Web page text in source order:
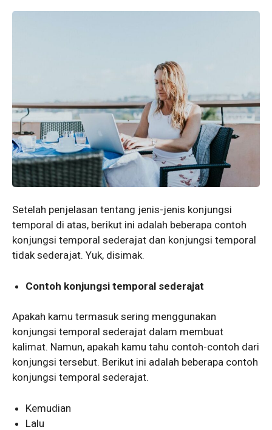
Setelah penjelasan tentang jenis-jenis konjungsi
temporal di atas, berikut ini adalah beberapa contoh
konjungsi temporal sederajat dan konjungsi temporal
tidak sederajat. Yuk, disimak.
Contoh konjungsi temporal sederajat
Apakah kamu termasuk sering menggunakan
konjungsi temporal sederajat dalam membuat
kalimat. Namun, apakah kamu tahu contoh-contoh dari
konjungsi tersebut. Berikut ini adalah beberapa contoh
konjungsi temporal sederajat.
Kemudian
Lalu